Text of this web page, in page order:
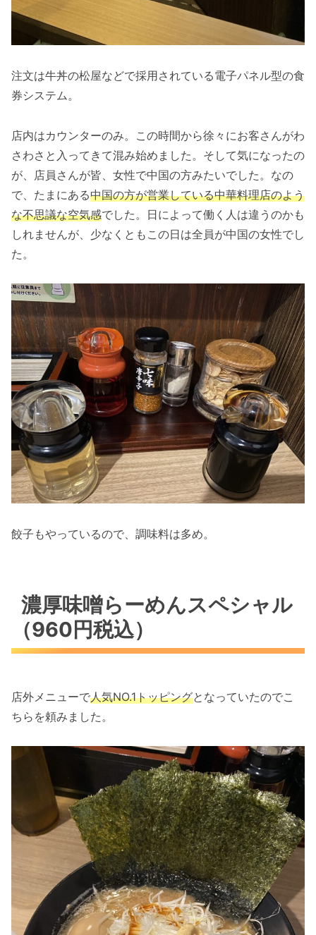
注文は牛丼の松屋などで採用されている電子パネル型の食
券システム。
店内はカウンターのみ。この時間から徐々にお客さんがわ
さわさと入ってきて混み始めました。そして気になったの
が、店員さんが皆、女性で中国の方みたいでした。なの
で、たまにある中国の方が営業している中華料理店のよう
な不思議な空気感でした。日によって働く人は違うのかも
しれませんが、少なくともこの日は全員が中国の女性でし
た。
餃子もやっているので、調味料は多め。
濃厚味噌らーめんスペシャル
（960円税込）
店外メニューで人気NO.1トッピングとなっていたのでこ
ちらを頼みました。